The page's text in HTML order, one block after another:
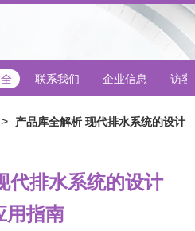
联系我们 企业信息 访客
>
产品库全解析 现代排水系统的设计
代排水系统的设计
用指南